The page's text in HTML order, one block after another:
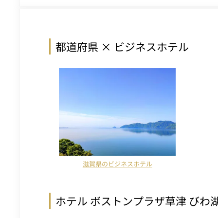
都道府県 × ビジネスホテル
滋賀県のビジネスホテル
ホテル ボストンプラザ草津 びわ